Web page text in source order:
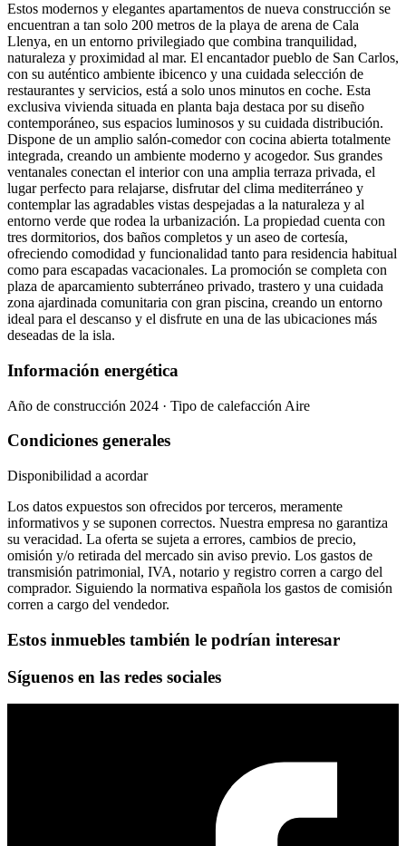
Estos modernos y elegantes apartamentos de nueva construcción se
encuentran a tan solo 200 metros de la playa de arena de Cala
Llenya, en un entorno privilegiado que combina tranquilidad,
naturaleza y proximidad al mar. El encantador pueblo de San Carlos,
con su auténtico ambiente ibicenco y una cuidada selección de
restaurantes y servicios, está a solo unos minutos en coche. Esta
exclusiva vivienda situada en planta baja destaca por su diseño
contemporáneo, sus espacios luminosos y su cuidada distribución.
Dispone de un amplio salón-comedor con cocina abierta totalmente
integrada, creando un ambiente moderno y acogedor. Sus grandes
ventanales conectan el interior con una amplia terraza privada, el
lugar perfecto para relajarse, disfrutar del clima mediterráneo y
contemplar las agradables vistas despejadas a la naturaleza y al
entorno verde que rodea la urbanización. La propiedad cuenta con
tres dormitorios, dos baños completos y un aseo de cortesía,
ofreciendo comodidad y funcionalidad tanto para residencia habitual
como para escapadas vacacionales. La promoción se completa con
plaza de aparcamiento subterráneo privado, trastero y una cuidada
zona ajardinada comunitaria con gran piscina, creando un entorno
ideal para el descanso y el disfrute en una de las ubicaciones más
deseadas de la isla.
Información energética
Año de construcción 2024 · Tipo de calefacción Aire
Condiciones generales
Disponibilidad a acordar
Los datos expuestos son ofrecidos por terceros, meramente
informativos y se suponen correctos. Nuestra empresa no garantiza
su veracidad. La oferta se sujeta a errores, cambios de precio,
omisión y/o retirada del mercado sin aviso previo. Los gastos de
transmisión patrimonial, IVA, notario y registro corren a cargo del
comprador. Siguiendo la normativa española los gastos de comisión
corren a cargo del vendedor.
Estos inmuebles también le podrían interesar
Síguenos en las redes sociales